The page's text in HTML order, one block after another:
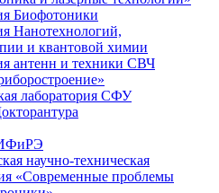
Биофотоники
Нанотехнологий,
и квантовой химии
антенн и техники СВЧ
лаборатория СФУ
научно-техническая
«Современные проблемы